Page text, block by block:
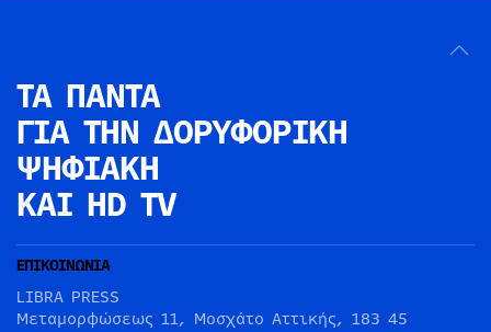
ΤΑ ΠΑΝΤΑ
ΓΙΑ ΤΗΝ ΔΟΡΥΦΟΡΙΚΗ
ΨΗΦΙΑΚΗ
ΚΑΙ HD TV
ΕΠΙΚΟΙΝΩΝΙΑ
LIBRA PRESS
Μεταμορφώσεως 11, Μοσχάτο Αττικής, 183 45